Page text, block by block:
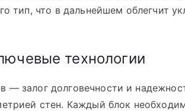
тип, что в дальнейшем облегчит
технологии
— залог долговечности и
стен. Каждый блок